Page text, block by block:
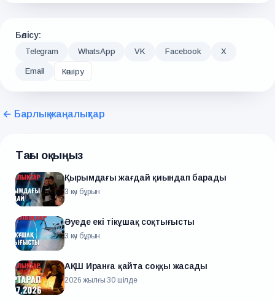
Бөлісу:
Telegram WhatsApp VK Facebook X
Email Көшіру
← Барлық жаңалықтар
Тағы оқыңыз
Қырымдағы жағдай қиындап барады
3 күн бұрын
Әуеде екі тікұшақ соқтығысты
3 күн бұрын
АҚШ Иранға қайта соққы жасады
2026 жылғы 30 шілде